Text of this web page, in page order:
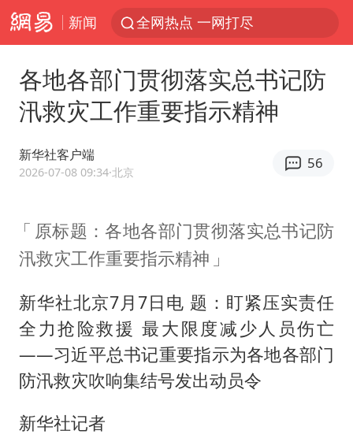
新闻 全网热点 一网打尽
各地各部门贯彻落实总书记防
汛救灾工作重要指示精神
新华社客户端
2026-07-08 09:34·北京
56
原标题：各地各部门贯彻落实总书记防
汛救灾工作重要指示精神
新华社北京7月7日电 题：盯紧压实责任
全力抢险救援 最大限度减少人员伤亡
——习近平总书记重要指示为各地各部门
防汛救灾吹响集结号发出动员令
新华社记者